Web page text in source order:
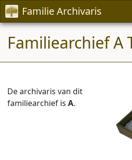
Familie Archivaris
Familiearchief A
De archivaris van dit
familiearchief is A.